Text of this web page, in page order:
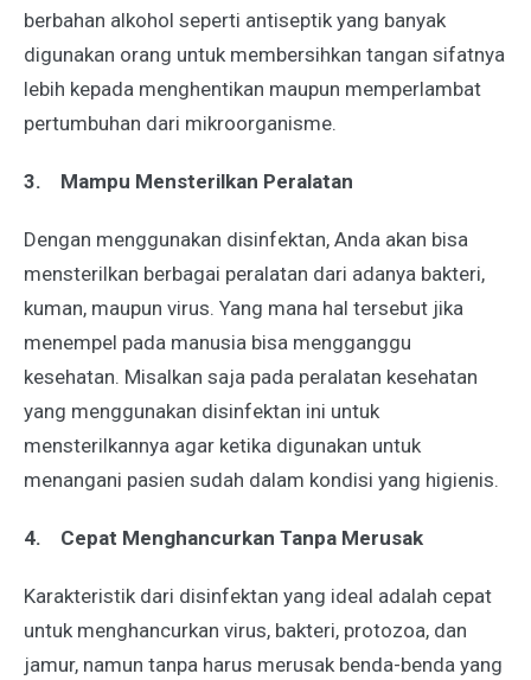
berbahan alkohol seperti antiseptik yang banyak
digunakan orang untuk membersihkan tangan sifatnya
lebih kepada menghentikan maupun memperlambat
pertumbuhan dari mikroorganisme.
3. Mampu Mensterilkan Peralatan
Dengan menggunakan disinfektan, Anda akan bisa
mensterilkan berbagai peralatan dari adanya bakteri,
kuman, maupun virus. Yang mana hal tersebut jika
menempel pada manusia bisa mengganggu
kesehatan. Misalkan saja pada peralatan kesehatan
yang menggunakan disinfektan ini untuk
mensterilkannya agar ketika digunakan untuk
menangani pasien sudah dalam kondisi yang higienis.
4. Cepat Menghancurkan Tanpa Merusak
Karakteristik dari disinfektan yang ideal adalah cepat
untuk menghancurkan virus, bakteri, protozoa, dan
jamur, namun tanpa harus merusak benda-benda yang